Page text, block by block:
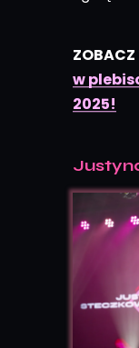
ZOBACZ
w
2025!